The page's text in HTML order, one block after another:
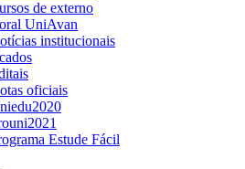
de externo
UniAvan
institucionais
oficiais
Estude Fácil